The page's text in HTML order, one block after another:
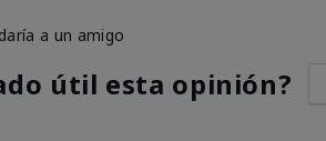
a un amigo
útil esta opinión?